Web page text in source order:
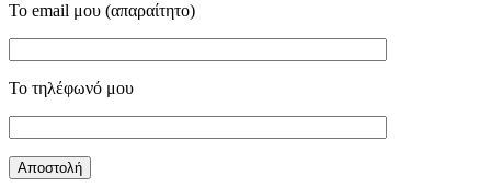
Το email μου (απαραίτητο)
Το τηλέφωνό μου